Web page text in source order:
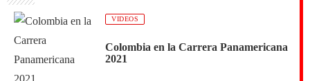
VIDEOS
Colombia en la Carrera Panamericana
2021